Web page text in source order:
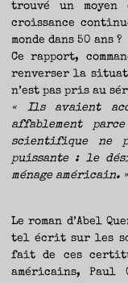
trouvé un
croissance
monde dans 50 ans ?
Ce rapport,
renverser la
n’est pas pris au
« Ils avaient
affablement
scientifique ne
puissante : le
ménage américain. »
Le roman d’Abel
tel écrit sur les
fait de ces
américains,